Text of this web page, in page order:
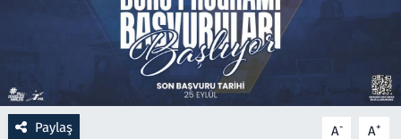
Paylaş A- A+
Savunma Sanayi
Seçim 2023